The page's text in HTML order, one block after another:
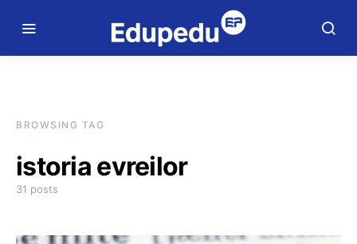
BROWSING TAG
istoria evreilor
31 posts